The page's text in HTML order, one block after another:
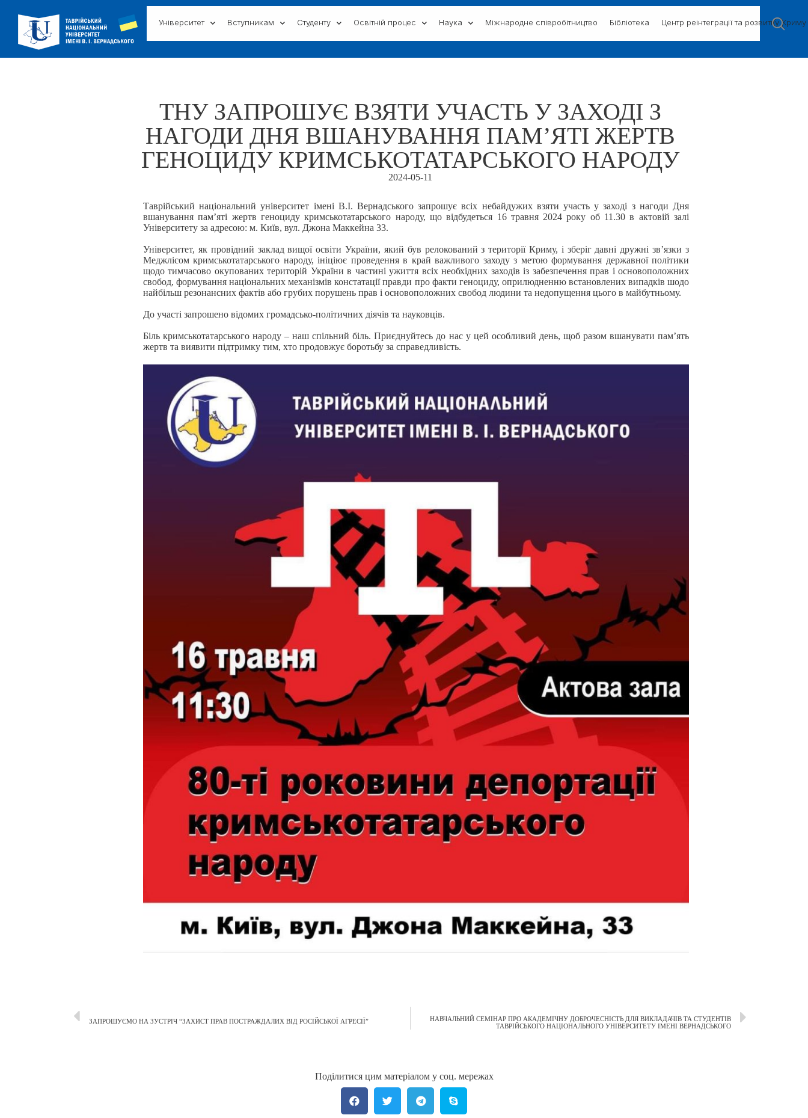
Університет Вступникам Студенту Освітній процес Наука Міжнародне співробітництво Бібліотека Центр реінтеграції та розвитку Криму
ТНУ ЗАПРОШУЄ ВЗЯТИ УЧАСТЬ У ЗАХОДІ З
НАГОДИ ДНЯ ВШАНУВАННЯ ПАМ’ЯТІ ЖЕРТВ
ГЕНОЦИДУ КРИМСЬКОТАТАРСЬКОГО НАРОДУ
2024-05-11
Таврійський національний університет імені В.І. Вернадського запрошує всіх небайдужих взяти участь у заході з нагоди Дня
вшанування пам’яті жертв геноциду кримськотатарського народу, що відбудеться 16 травня 2024 року об 11.30 в актовій залі
Університету за адресою: м. Київ, вул. Джона Маккейна 33.
Університет, як провідний заклад вищої освіти України, який був релокований з території Криму, і зберіг давні дружні зв’язки з
Меджлісом кримськотатарського народу, ініціює проведення в край важливого заходу з метою формування державної політики
щодо тимчасово окупованих територій України в частині ужиття всіх необхідних заходів із забезпечення прав і основоположних
свобод, формування національних механізмів констатації правди про факти геноциду, оприлюдненню встановлених випадків шодо
найбільш резонансних фактів або грубих порушень прав і основоположних свобод людини та недопущення цього в майбутньому.
До участі запрошено відомих громадсько-політичних діячів та науковців.
Біль кримськотатарського народу – наш спільний біль. Приєднуйтесь до нас у цей особливий день, щоб разом вшанувати пам’ять
жертв та виявити підтримку тим, хто продовжує боротьбу за справедливість.
ЗАПРОШУЄМО НА ЗУСТРІЧ “ЗАХИСТ ПРАВ ПОСТРАЖДАЛИХ ВІД РОСІЙСЬКОЇ АГРЕСІЇ”
НАВЧАЛЬНИЙ СЕМІНАР ПРО АКАДЕМІЧНУ ДОБРОЧЕСНІСТЬ ДЛЯ ВИКЛАДАЧІВ ТА СТУДЕНТІВ
ТАВРІЙСЬКОГО НАЦІОНАЛЬНОГО УНІВЕРСИТЕТУ ІМЕНІ ВЕРНАДСЬКОГО
Поділитися цим матеріалом у соц. мережах